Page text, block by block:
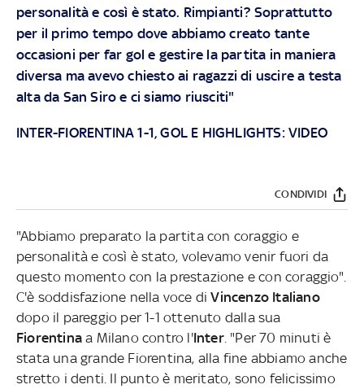
personalità e così è stato. Rimpianti? Soprattutto
per il primo tempo dove abbiamo creato tante
occasioni per far gol e gestire la partita in maniera
diversa ma avevo chiesto ai ragazzi di uscire a testa
alta da San Siro e ci siamo riusciti"
INTER-FIORENTINA 1-1, GOL E HIGHLIGHTS: VIDEO
CONDIVIDI
"Abbiamo preparato la partita con coraggio e
personalità e così è stato, volevamo venir fuori da
questo momento con la prestazione e con coraggio".
C'è soddisfazione nella voce di Vincenzo Italiano
dopo il pareggio per 1-1 ottenuto dalla sua
Fiorentinaa Milano contro l'Inter. "Per 70 minuti è
stata una grande Fiorentina, alla fine abbiamo anche
stretto i denti. Il punto è meritato, sono felicissimo